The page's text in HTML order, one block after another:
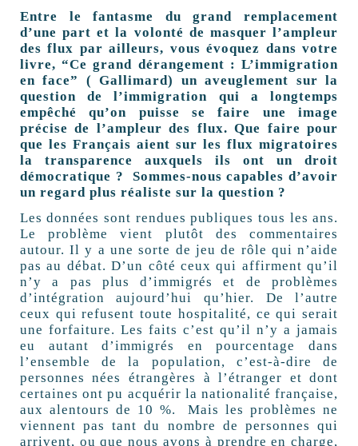
Entre le fantasme du grand remplacement
d’une part et la volonté de masquer l’ampleur
des flux par ailleurs, vous évoquez dans votre
livre, “Ce grand dérangement : L’immigration
en face” ( Gallimard) un aveuglement sur la
question de l’immigration qui a longtemps
empêché qu’on puisse se faire une image
précise de l’ampleur des flux. Que faire pour
que les Français aient sur les flux migratoires
la transparence auxquels ils ont un droit
démocratique ? Sommes-nous capables d’avoir
un regard plus réaliste sur la question ?
Les données sont rendues publiques tous les ans.
Le problème vient plutôt des commentaires
autour. Il y a une sorte de jeu de rôle qui n’aide
pas au débat. D’un côté ceux qui affirment qu’il
n’y a pas plus d’immigrés et de problèmes
d’intégration aujourd’hui qu’hier. De l’autre
ceux qui refusent toute hospitalité, ce qui serait
une forfaiture. Les faits c’est qu’il n’y a jamais
eu autant d’immigrés en pourcentage dans
l’ensemble de la population, c’est-à-dire de
personnes nées étrangères à l’étranger et dont
certaines ont pu acquérir la nationalité française,
aux alentours de 10 %. Mais les problèmes ne
viennent pas tant du nombre de personnes qui
arrivent, ou que nous avons à prendre en charge,